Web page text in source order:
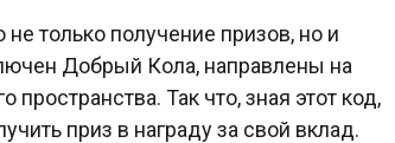
только получение призов, но и
Добрый Кола, направлены на
Так что, зная этот код,
приз в награду за свой вклад.